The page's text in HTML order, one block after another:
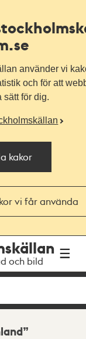
använder vi
och för att
sätt för dig.
kakor
vi får använda
och bild